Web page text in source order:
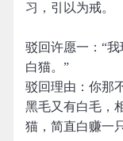
习，引以为戒。
驳回许愿一：“
白猫。”
驳回理由：你那
黑毛又有白毛，
猫，简直白赚一